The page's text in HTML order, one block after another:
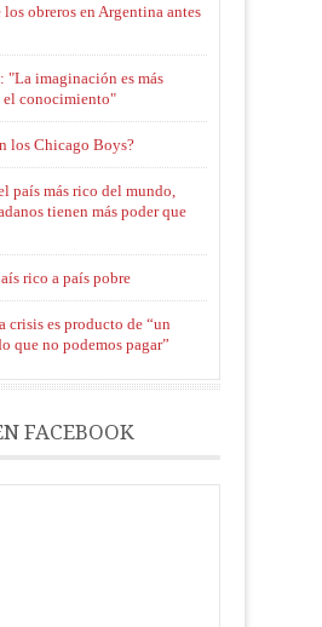
obreros en Argentina antes
"La imaginación es más
el conocimiento"
los Chicago Boys?
país más rico del mundo,
tienen más poder que
rico a país pobre
crisis es producto de “un
que no podemos pagar”
FACEBOOK